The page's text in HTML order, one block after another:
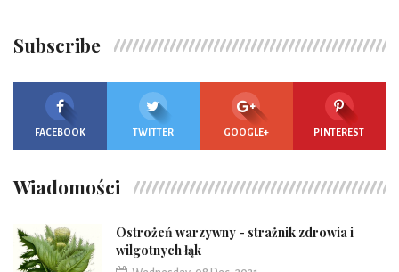
Subscribe
FACEBOOK TWITTER GOOGLE+ PINTEREST
Wiadomości
Ostrożeń warzywny - strażnik zdrowia i
wilgotnych łąk